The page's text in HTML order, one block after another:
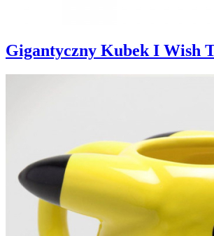
Gigantyczny Kubek I Wish